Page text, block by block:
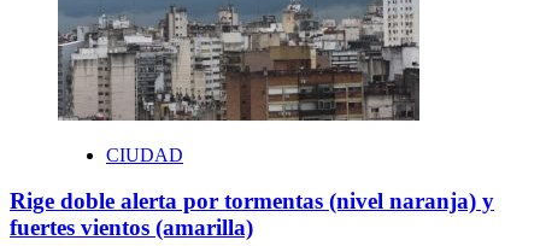
CIUDAD
Rige doble alerta por tormentas (nivel naranja) y
fuertes vientos (amarilla)